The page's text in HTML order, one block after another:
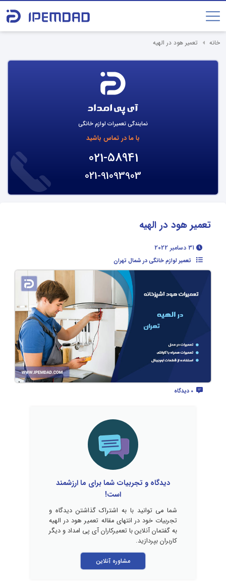
خانه تعمیر هود در الهیه
نمایندگی تعمیرات لوازم خانگی
با ما در تماس باشید
021-58941
021-91093903
تعمیر هود در الهیه
تعمیر لوازم خانگی در شمال تهران
دیدگاه و تجربیات شما برای ما ارزشمند
است!
شما می توانید با به اشتراک گذاشتن دیدگاه و
تجربیات خود در انتهای مقاله تعمیر هود در الهیه
به گفتمان آنلاین با تعمیرکاران آی پی امداد و دیگر
کاربران بپردازید.
مشاوره آنلاین